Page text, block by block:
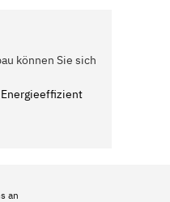
können Sie sich
Energieeffizient
an